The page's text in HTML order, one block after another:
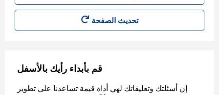
تحديث الصفحة
قم بأبداء رأيك بالأسفل
إن أسئلتك وتعليقاتك لهي أداة قيمة تساعدنا على تطوير